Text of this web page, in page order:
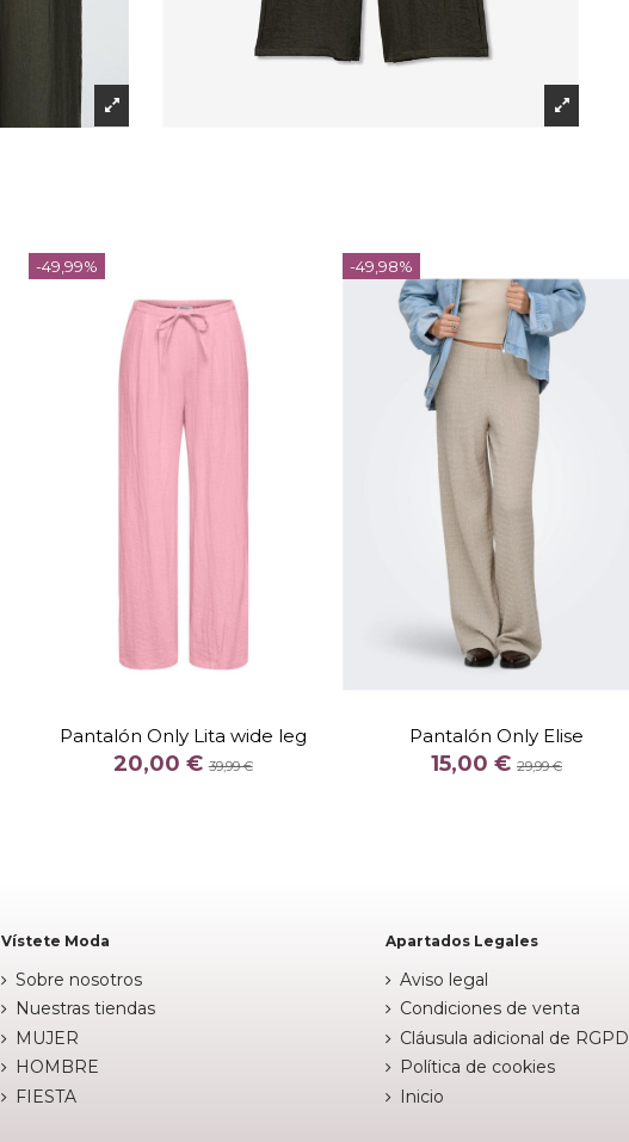
-49,99%
Pantalón Only Lita wide leg
20,00 €39,99 €
COLOR
-49,98%
Pantalón Only Elise
15,00 € 29,99 €
COLOR
Vístete Moda
Sobre nosotros
Nuestras tiendas
MUJER
HOMBRE
FIESTA
Apartados Legales
Aviso legal
Condiciones de venta
Cláusula adicional de RGPD
Política de cookies
Inicio